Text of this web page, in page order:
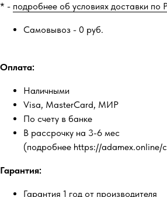
* - подробнее об условиях доставки по
Самовывоз - 0 руб.
Оплата:
Наличными
Visa, MasterCard, МИР
По счету в банке
В рассрочку на 3-6 мес
(подробнее https://adamex.online/
Гарантия:
Гарантия 1 год от производителя